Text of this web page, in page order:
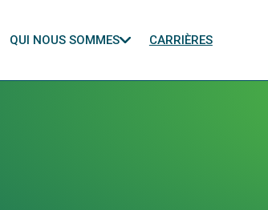
QUI NOUS SOMMES CARRIÈRES